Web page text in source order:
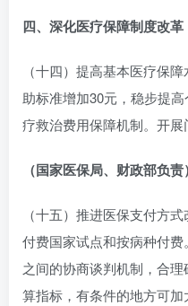
四、深化医疗保障制度改革
（十四）提高基本医疗保
助标准增加30元，稳步提
疗救治费用保障机制。开展
（国家医保局、财政部负责）
（十五）推进医保支付方
付费国家试点和按病种付
之间的协商谈判机制，合
算指标，有条件的地方可